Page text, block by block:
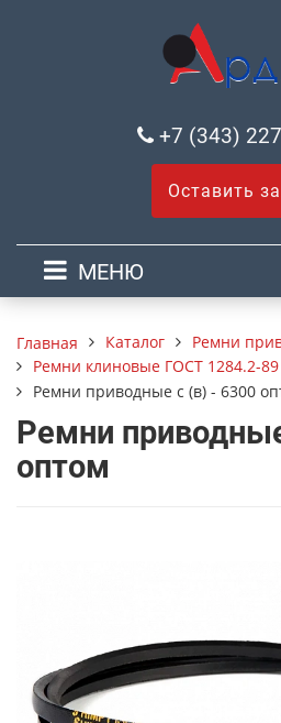
+7 (343)
Оставить
МЕНЮ
Главная Каталог
Ремни
Ремни клиновые ГОСТ 1284.2-89
Ремни приводные с (в) - 6300
Ремни
оптом